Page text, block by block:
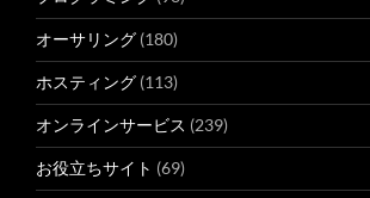
オーサリング (180)
ホスティング (113)
オンラインサービス (239)
お役立ちサイト (69)